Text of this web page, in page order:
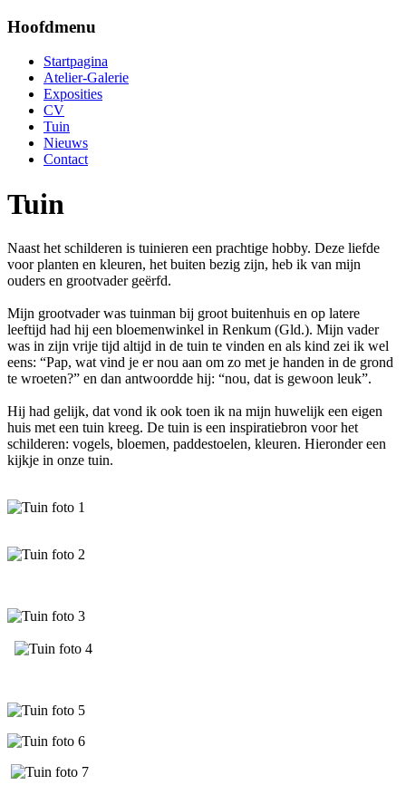
Hoofdmenu
Startpagina
Atelier-Galerie
Exposities
CV
Tuin
Nieuws
Contact
Tuin
Naast het schilderen is tuinieren een prachtige hobby. Deze liefde
voor planten en kleuren, het buiten bezig zijn, heb ik van mijn
ouders en grootvader geërfd.
Mijn grootvader was tuinman bij groot buitenhuis en op latere
leeftijd had hij een bloemenwinkel in Renkum (Gld.). Mijn vader
was in zijn vrije tijd altijd in de tuin te vinden en als kind zei ik wel
eens: “Pap, wat vind je er nou aan om zo met je handen in de grond
te wroeten?” en dan antwoordde hij: “nou, dat is gewoon leuk”.
Hij had gelijk, dat vond ik ook toen ik na mijn huwelijk een eigen
huis met een tuin kreeg. De tuin is een inspiratiebron voor het
schilderen: vogels, bloemen, paddestoelen, kleuren. Hieronder een
kijkje in onze tuin.